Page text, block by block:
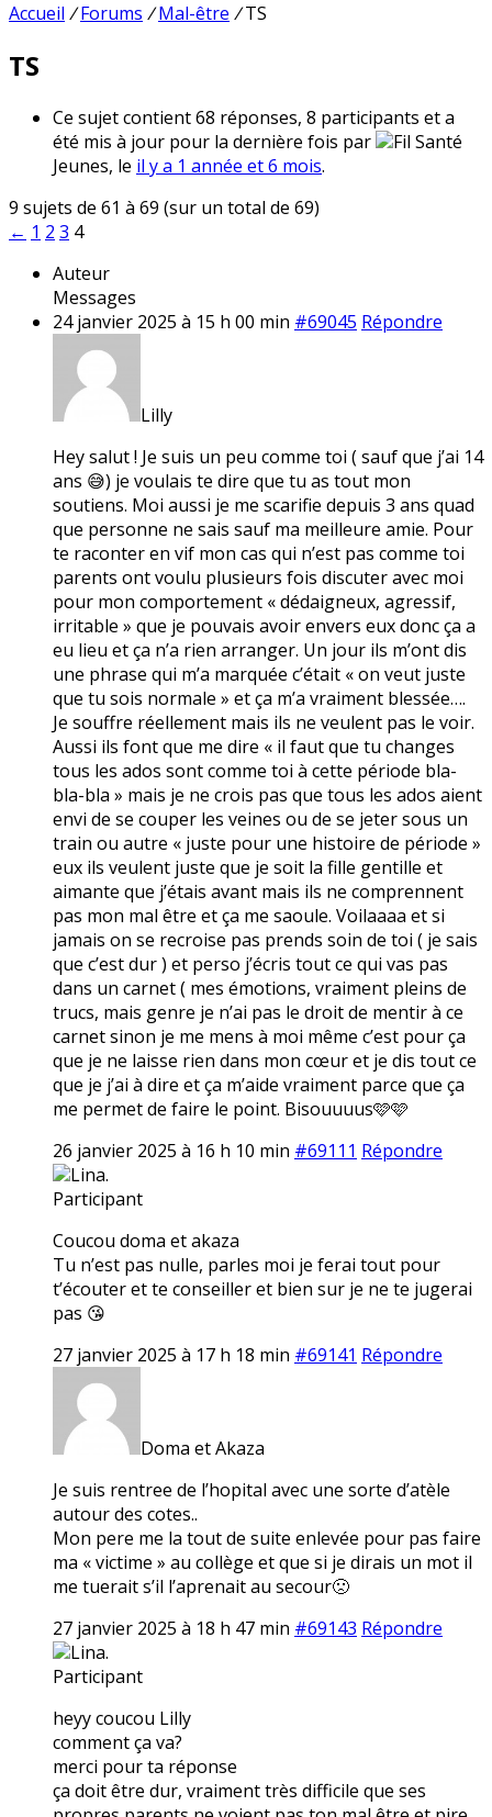
Accueil / Forums / Mal-être / TS
TS
Ce sujet contient 68 réponses, 8 participants et a
été mis à jour pour la dernière fois par
Fil Santé
Jeunes, le il y a 1 année et 6 mois.
9 sujets de 61 à 69 (sur un total de 69)
← 1 2 3 4
Auteur
Messages
24 janvier 2025 à 15 h 00 min #69045 Répondre
Lilly
Hey salut ! Je suis un peu comme toi ( sauf que j’ai 14
ans 😅) je voulais te dire que tu as tout mon
soutiens. Moi aussi je me scarifie depuis 3 ans quad
que personne ne sais sauf ma meilleure amie. Pour
te raconter en vif mon cas qui n’est pas comme toi
parents ont voulu plusieurs fois discuter avec moi
pour mon comportement « dédaigneux, agressif,
irritable » que je pouvais avoir envers eux donc ça a
eu lieu et ça n’a rien arranger. Un jour ils m’ont dis
une phrase qui m’a marquée c’était « on veut juste
que tu sois normale » et ça m’a vraiment blessée….
Je souffre réellement mais ils ne veulent pas le voir.
Aussi ils font que me dire « il faut que tu changes
tous les ados sont comme toi à cette période bla-
bla-bla » mais je ne crois pas que tous les ados aient
envi de se couper les veines ou de se jeter sous un
train ou autre « juste pour une histoire de période »
eux ils veulent juste que je soit la fille gentille et
aimante que j’étais avant mais ils ne comprennent
pas mon mal être et ça me saoule. Voilaaaa et si
jamais on se recroise pas prends soin de toi ( je sais
que c’est dur ) et perso j’écris tout ce qui vas pas
dans un carnet ( mes émotions, vraiment pleins de
trucs, mais genre je n’ai pas le droit de mentir à ce
carnet sinon je me mens à moi même c’est pour ça
que je ne laisse rien dans mon cœur et je dis tout ce
que je j’ai à dire et ça m’aide vraiment parce que ça
me permet de faire le point. Bisouuuus🩷🩷
26 janvier 2025 à 16 h 10 min #69111 Répondre
Lina.
Participant
Coucou doma et akaza
Tu n’est pas nulle, parles moi je ferai tout pour
t’écouter et te conseiller et bien sur je ne te jugerai
pas 😘
27 janvier 2025 à 17 h 18 min #69141 Répondre
Doma et Akaza
Je suis rentree de l’hopital avec une sorte d’atèle
autour des cotes..
Mon pere me la tout de suite enlevée pour pas faire
ma « victime » au collège et que si je dirais un mot il
me tuerait s’il l’aprenait au secour🙁
27 janvier 2025 à 18 h 47 min #69143 Répondre
Lina.
Participant
heyy coucou Lilly
comment ça va?
merci pour ta réponse
ça doit être dur, vraiment très difficile que ses